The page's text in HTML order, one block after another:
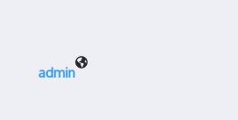
admin